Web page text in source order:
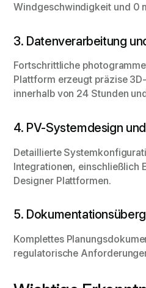
Windgeschwindigkeit und 0
3. Datenverarbeitung
Fortschrittliche
Plattform erzeugt präzise
innerhalb von 24 Stunden
4. PV-Systemdesign
Detaillierte
Integrationen, einschließlich
Designer Plattformen.
5.
Komplettes
regulatorische